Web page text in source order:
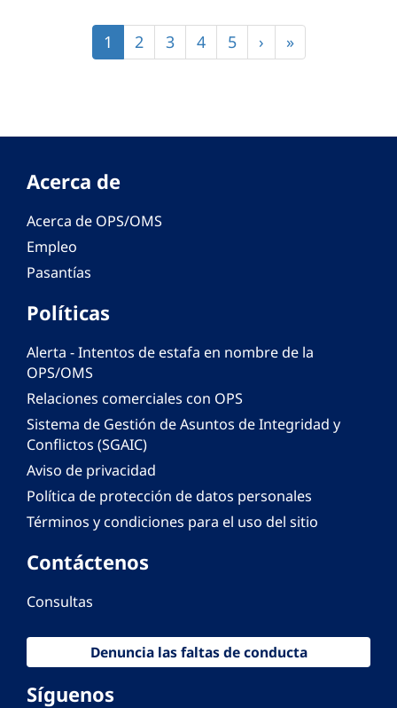
Página
actual
1 Página
2 Página
3 Página
4 Página
5
Siguiente
página
›
Última
página
»
Acerca de
Acerca de OPS/OMS
Empleo
Pasantías
Políticas
Alerta - Intentos de estafa en nombre de la
OPS/OMS
Relaciones comerciales con OPS
Sistema de Gestión de Asuntos de Integridad y
Conflictos (SGAIC)
Aviso de privacidad
Política de protección de datos personales
Términos y condiciones para el uso del sitio
Contáctenos
Consultas
Denuncia las faltas de conducta
Síguenos